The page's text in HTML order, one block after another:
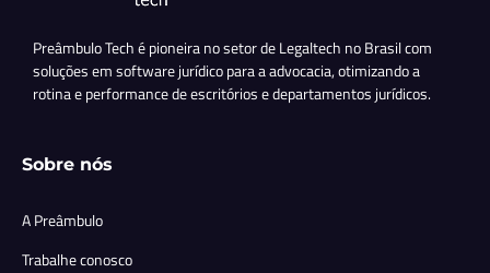
Preâmbulo Tech é pioneira no setor de Legaltech no Brasil com
soluções em software jurídico para a advocacia, otimizando a
rotina e performance de escritórios e departamentos jurídicos.
Sobre nós
A Preâmbulo
Trabalhe conosco